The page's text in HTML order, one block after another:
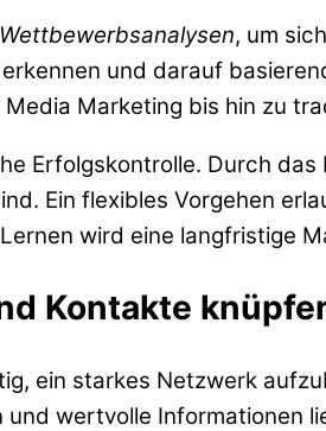
Wettbewerbsanalysen, um
und darauf
Marketing bis hin zu
Erfolgskontrolle. Durch
Ein flexibles Vorgehen
wird eine langfristige
Kontakte
ein starkes Netzwerk
wertvolle Informationen